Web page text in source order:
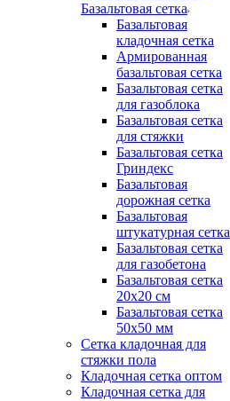
Базальтовая сетка
Базальтовая
кладочная сетка
Армированная
базальтовая сетка
Базальтовая сетка
для газоблока
Базальтовая сетка
для стяжки
Базальтовая сетка
Гриндекс
Базальтовая
дорожная сетка
Базальтовая
штукатурная сетка
Базальтовая сетка
для газобетона
Базальтовая сетка
20x20 см
Базальтовая сетка
50x50 мм
Сетка кладочная для
стяжки пола
Кладочная сетка оптом
Кладочная сетка для